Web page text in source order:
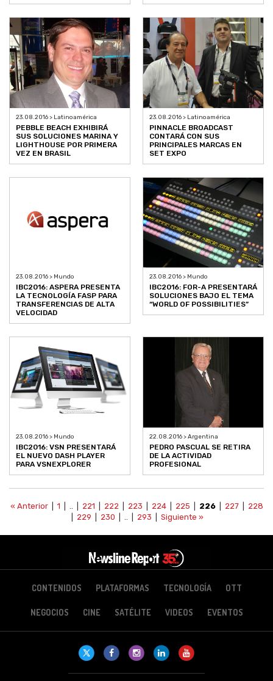
23.08.2016 > Latinoamérica
PEBBLE BEACH EXHIBIRÁ
SUS SOLUCIONES MARINA Y
LIGHTHOUSE POR PRIMERA
VEZ EN BRASIL
23.08.2016 > Latinoamérica
PINNACLE BROADCAST
CONTARÁ CON SUS
PRINCIPALES MARCAS EN
SET EXPO
23.08.2016 > Mundo
IBC2016: ASPERA PRESENTA
LA TECNOLOGÍA FASP PARA
TRANSFERENCIAS DE ALTA
VELOCIDAD
23.08.2016 > Mundo
IBC2016: FOR-A PRESENTARÁ
SOLUCIONES BAJO EL TEMA
“WORLD OF POSSIBILITIES”
23.08.2016 > Mundo
IBC2016: VSN PRESENTARÁ
EL NUEVO DASH PLAYER
PARA VSNEXPLORER
22.08.2016 > Argentina
PEDRO PASCUAL SE RETIRA
DE LA ACTIVIDAD
PROFESIONAL
« Anterior| 1 | .. | 221 222| 223 224| 225 226| 227| 228
229 230 | .. | 293 Siguiente »
CONTENIDOS PLATAFORMAS TECNOLOGÍA OTT
NEGOCIOS CINE SATÉLITE VIDEOS EVENTOS